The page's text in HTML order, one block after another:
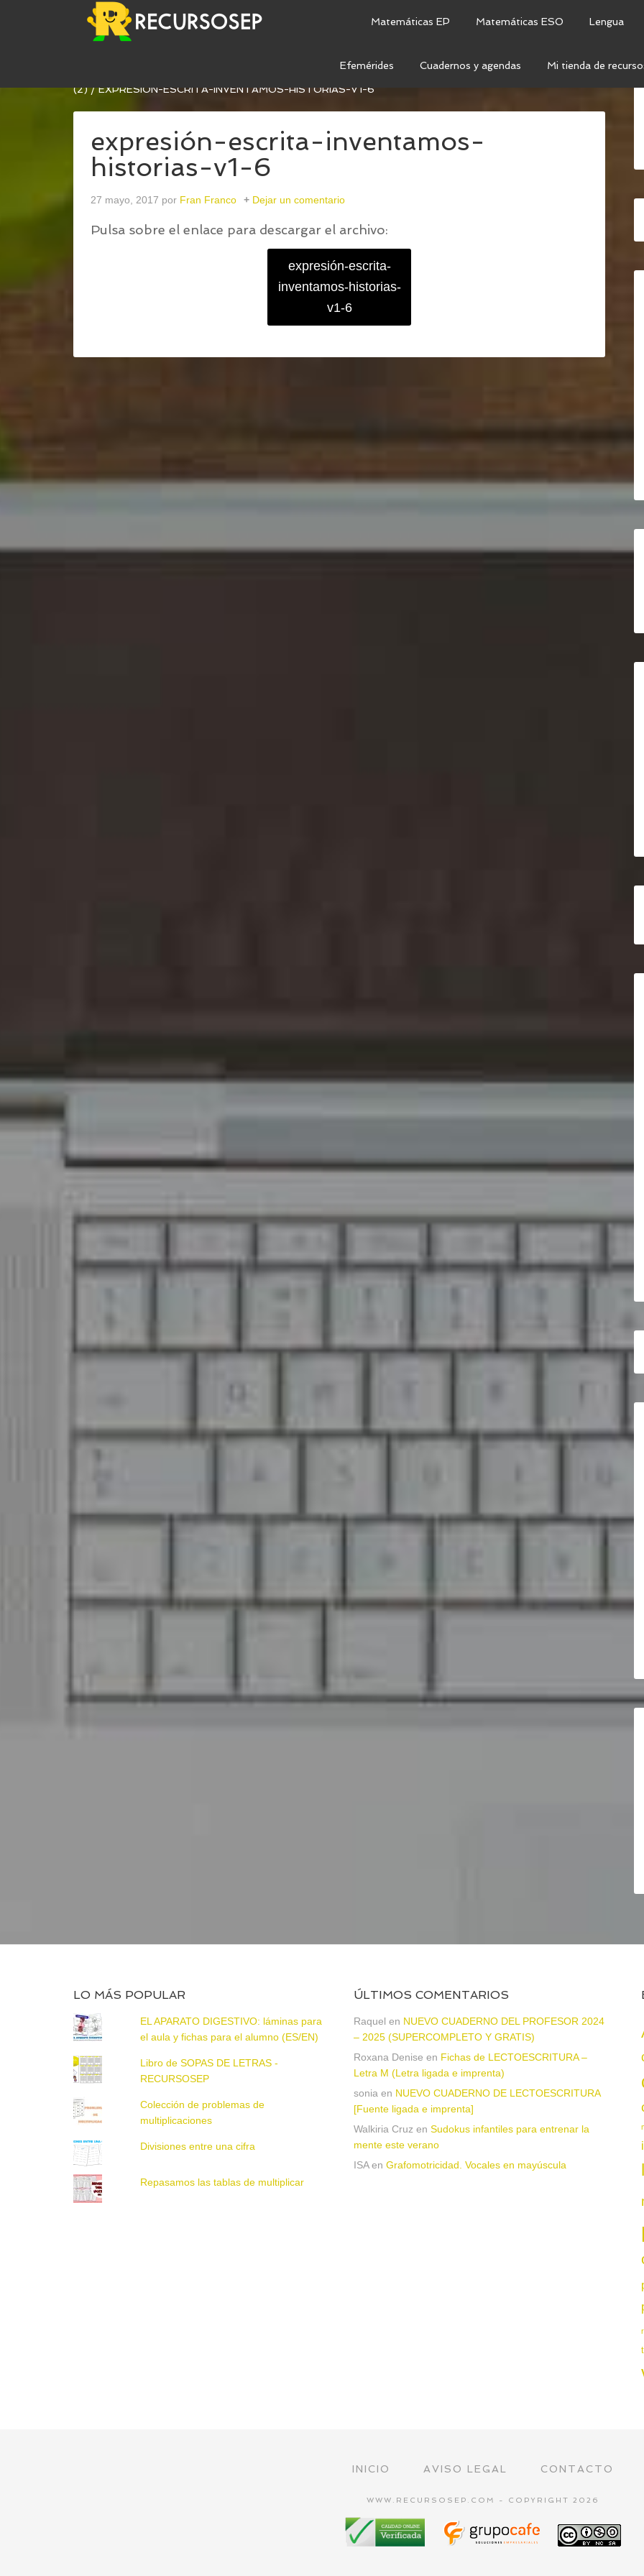
Matemáticas EP Matemáticas ESO Lengua
Efemérides Cuadernos y agendas Mi tienda de
EXPRESIÓN ESCRITA - INVENTAMOS HISTORIAS A PARTIR DE IMÁGENES
(2) /EXPRESIÓN-ESCRITA-INVENTAMOS-HISTORIAS-V1-6
expresión-escrita-inventamos-
historias-v1-6
27 mayo, 2017 por Fran Franco Dejar un comentario
Pulsa sobre el enlace para descargar el archivo:
expresión-escrita-
inventamos-historias-
v1-6
LO MÁS POPULAR
EL APARATO DIGESTIVO: láminas para
el aula y fichas para el alumno (ES/EN)
Libro de SOPAS DE LETRAS -
RECURSOSEP
Colección de problemas de
multiplicaciones
Divisiones entre una cifra
Repasamos las tablas de multiplicar
ÚLTIMOS COMENTARIOS
Raquel en NUEVO CUADERNO DEL PROFESOR 2024
– 2025 (SUPERCOMPLETO Y GRATIS)
Roxana Denise en Fichas de LECTOESCRITURA –
Letra M (Letra ligada e imprenta)
sonia en NUEVO CUADERNO DE LECTOESCRITURA
[Fuente ligada e imprenta]
Walkiria Cruz en Sudokus infantiles para entrenar la
mente este verano
ISAen Grafomotricidad. Vocales en mayúscula
INICIO AVISO LEGAL CONTACTO
WWW.RECURSOSEP.COM - COPYRIGHT 2026